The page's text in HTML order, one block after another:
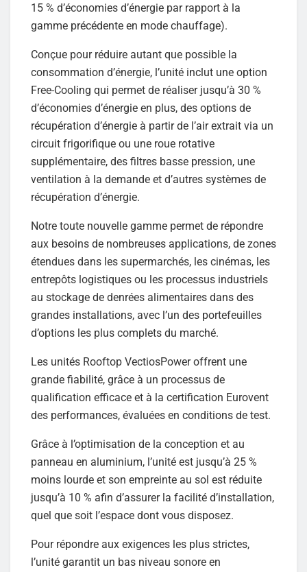
15 % d’économies d’énergie par rapport à la
gamme précédente en mode chauffage).
Conçue pour réduire autant que possible la
consommation d’énergie, l’unité inclut une option
Free-Cooling qui permet de réaliser jusqu’à 30 %
d’économies d’énergie en plus, des options de
récupération d’énergie à partir de l’air extrait via un
circuit frigorifique ou une roue rotative
supplémentaire, des filtres basse pression, une
ventilation à la demande et d’autres systèmes de
récupération d’énergie.
Notre toute nouvelle gamme permet de répondre
aux besoins de nombreuses applications, de zones
étendues dans les supermarchés, les cinémas, les
entrepôts logistiques ou les processus industriels
au stockage de denrées alimentaires dans des
grandes installations, avec l’un des portefeuilles
d’options les plus complets du marché.
Les unités Rooftop VectiosPower offrent une
grande fiabilité, grâce à un processus de
qualification efficace et à la certification Eurovent
des performances, évaluées en conditions de test.
Grâce à l’optimisation de la conception et au
panneau en aluminium, l’unité est jusqu’à 25 %
moins lourde et son empreinte au sol est réduite
jusqu’à 10 % afin d’assurer la facilité d’installation,
quel que soit l’espace dont vous disposez.
Pour répondre aux exigences les plus strictes,
l’unité garantit un bas niveau sonore en